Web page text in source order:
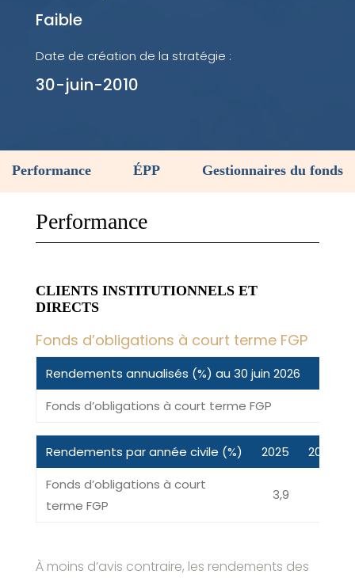
Faible
Date de création de la stratégie :
30-juin-2010
Performance ÉPP Gestionnaires du fonds
Performance
CLIENTS INSTITUTIONNELS ET
DIRECTS
Fonds d’obligations à court terme FGP
Rendements annualisés (%) au 30 juin 2026
Fonds d’obligations à court terme FGP
Rendements par année civile (%) 2025 2024
Fonds d’obligations à court
terme FGP
3,9
À moins d’avis contraire, les rendements des